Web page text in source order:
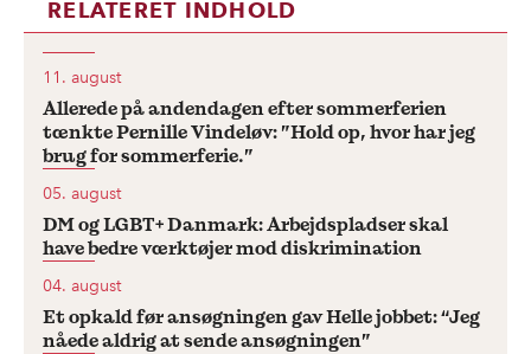
RELATERET INDHOLD
11. august
Allerede på andendagen efter sommerferien
tænkte Pernille Vindeløv: ”Hold op, hvor har jeg
brug for sommerferie.”
05. august
DM og LGBT+ Danmark: Arbejdspladser skal
have bedre værktøjer mod diskrimination
04. august
Et opkald før ansøgningen gav Helle jobbet: “Jeg
nåede aldrig at sende ansøgningen”